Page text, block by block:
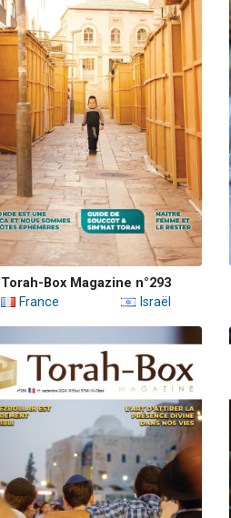
Torah-Box Magazine n°293
France
Israël